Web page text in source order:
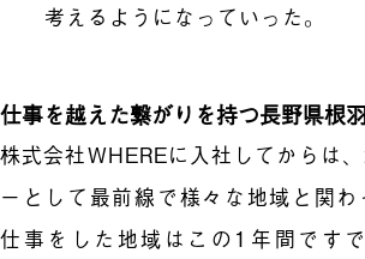
考えるようになっていった。
仕事を越えた繋がりを持つ長野県根
株式会社WHEREに入社してからは
ーとして最前線で様々な地域と関
仕事をした地域はこの1年間です